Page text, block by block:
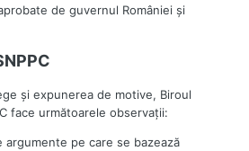
de guvernul României şi
şi expunerea de motive, Biroul
face următoarele observaţii:
argumente pe care se bazează